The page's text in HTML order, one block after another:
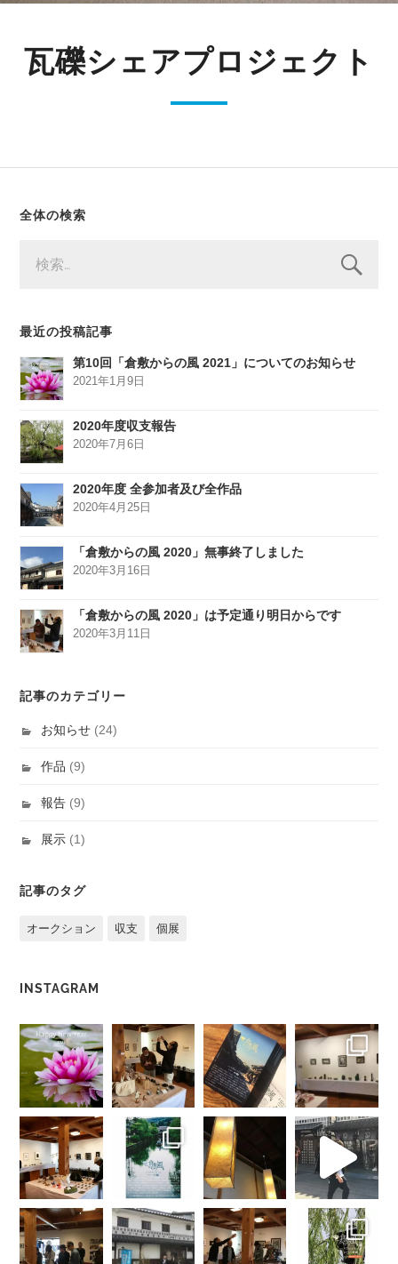
瓦礫シェアプロジェクト
全体の検索
索:
最近の投稿記事
第10回「倉敷からの風 2021」についてのお知らせ
2021年1月9日
2020年度収支報告
2020年7月6日
2020年度 全参加者及び全作品
2020年4月25日
「倉敷からの風 2020」無事終了しました
2020年3月16日
「倉敷からの風 2020」は予定通り明日からです
2020年3月11日
記事のカテゴリー
お知らせ (24)
作品 (9)
報告 (9)
展示 (1)
記事のタグ
オークション 収支 個展
INSTAGRAM